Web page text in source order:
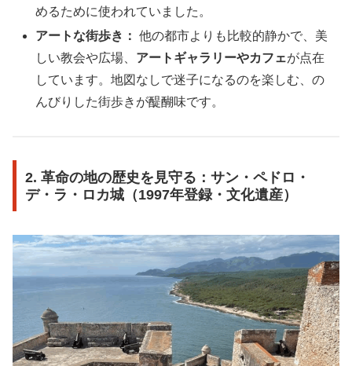
めるために使われていました。
アートな街歩き： 他の都市よりも比較的静かで、美
しい教会や広場、 アートギャラリーやカフェが点在
しています。地図なしで迷子になるのを楽しむ、の
んびりした街歩きが醍醐味です。
2. 革命の地の歴史を見守る：サン・ペドロ・
デ・ラ・ロカ城（1997年登録・文化遺産）